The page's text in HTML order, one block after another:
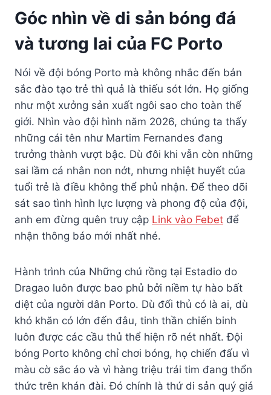
Góc nhìn về di sản bóng đá
và tương lai của FC Porto
Nói về đội bóng Porto mà không nhắc đến bản
sắc đào tạo trẻ thì quả là thiếu sót lớn. Họ giống
như một xưởng sản xuất ngôi sao cho toàn thế
giới. Nhìn vào đội hình năm 2026, chúng ta thấy
những cái tên như Martim Fernandes đang
trưởng thành vượt bậc. Dù đôi khi vẫn còn những
sai lầm cá nhân non nớt, nhưng nhiệt huyết của
tuổi trẻ là điều không thể phủ nhận. Để theo dõi
sát sao tình hình lực lượng và phong độ của đội,
anh em đừng quên truy cập Link vào Febet để
nhận thông báo mới nhất nhé.
Hành trình của Những chú rồng tại Estadio do
Dragao luôn được bao phủ bởi niềm tự hào bất
diệt của người dân Porto. Dù đối thủ có là ai, dù
khó khăn có lớn đến đâu, tinh thần chiến binh
luôn được các cầu thủ thể hiện rõ nét nhất. Đội
bóng Porto không chỉ chơi bóng, họ chiến đấu vì
màu cờ sắc áo và vì hàng triệu trái tim đang thổn
thức trên khán đài. Đó chính là thứ di sản quý giá